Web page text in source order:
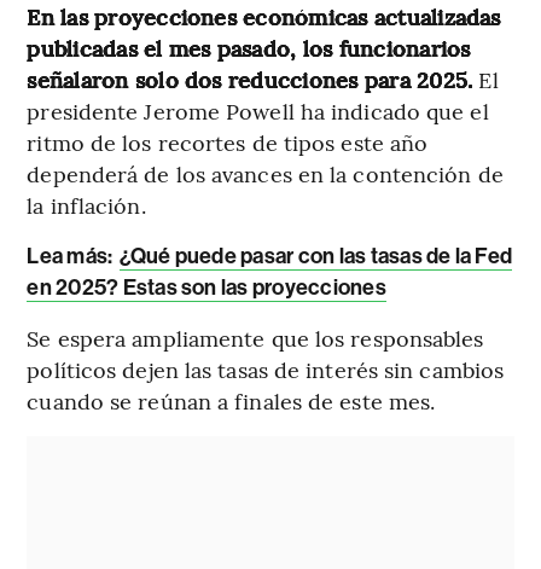
En las proyecciones económicas actualizadas
publicadas el mes pasado, los funcionarios
señalaron solo dos reducciones para 2025. El
presidente Jerome Powell ha indicado que el
ritmo de los recortes de tipos este año
dependerá de los avances en la contención de
la inflación.
Lea más: ¿Qué puede pasar con las tasas de la Fed
en 2025? Estas son las proyecciones
Se espera ampliamente que los responsables
políticos dejen las tasas de interés sin cambios
cuando se reúnan a finales de este mes.